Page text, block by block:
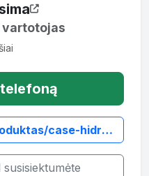
vartotojas
hidrauliniai-skirstytuvai/